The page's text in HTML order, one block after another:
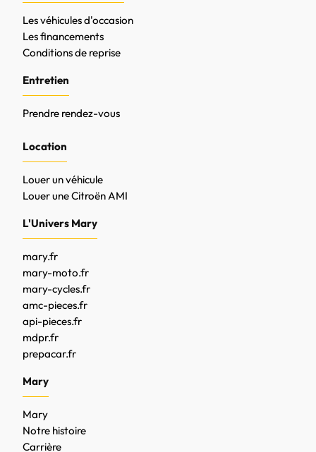
Les véhicules d'occasion
Les financements
Conditions de reprise
Entretien
Prendre rendez-vous
Location
Louer un véhicule
Louer une Citroën AMI
L'Univers Mary
mary.fr
mary-moto.fr
mary-cycles.fr
amc-pieces.fr
api-pieces.fr
mdpr.fr
prepacar.fr
Mary
Mary
Notre histoire
Carrière